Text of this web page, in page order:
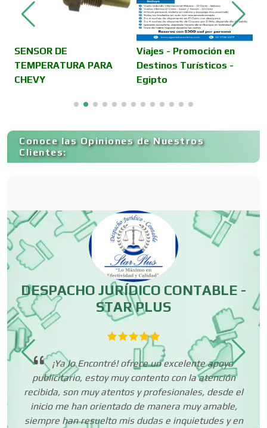
Camiones para Fletes
Cancelería de Aluminio
Capacitación
Carpinterías
Centros Comerciales
Centros de Espectáculos
Centros de Nutrición
Centros Turísticos
SENSOR DE
TEMPERATURA PARA
CHEVY
Viajes - Promoción en
Destinos Turísticos -
Egipto
Conoce las Opiniones de Nuestros
Clientes:
DESPACHO JURÍDICO CONTABLE -
STAR PLUS
¡Ya lo Encontré! ofrece un excelente apoyo
publicitario, estoy muy contento con la atención
recibida, son muy atentos y profesionales, desde el
inicio me han orientado de manera muy amable,
siempre han resuelto mis dudas e inquietudes y en